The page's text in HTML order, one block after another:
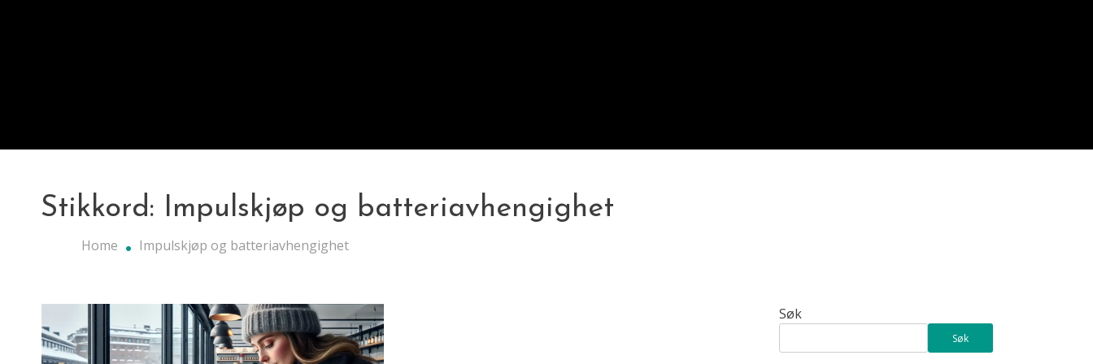
Stikkord: Impulskjøp og batteriavhengighet
Home Impulskjøp og batteriavhengighet
Søk
Søk